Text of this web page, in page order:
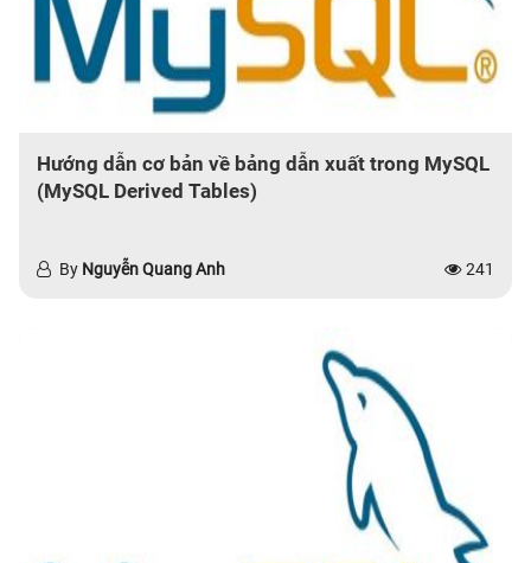
Hướng dẫn cơ bản về bảng dẫn xuất trong MySQL
(MySQL Derived Tables)
By Nguyễn Quang Anh 241